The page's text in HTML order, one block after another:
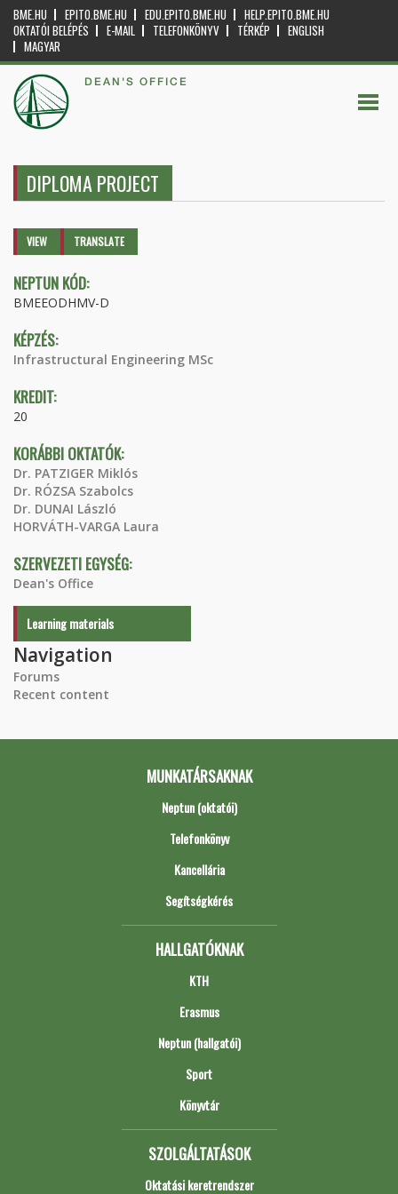
BME.HU EPITO.BME.HU EDU.EPITO.BME.HU
HELP.EPITO.BME.HU
OKTATÓI BELÉPÉS
E-MAIL TELEFONKÖNYV TÉRKÉP
ENGLISH
MAGYAR
DEAN'S OFFICE
DIPLOMA PROJECT
Primary tabs
VIEW (ACTIVETRANSLATE
NEPTUN KÓD:
BMEEODHMV-D
KÉPZÉS:
Infrastructural Engineering MSc
KREDIT:
20
KORÁBBI OKTATÓK:
Dr. PATZIGER Miklós
Dr. RÓZSA Szabolcs
Dr. DUNAI László
HORVÁTH-VARGA Laura
SZERVEZETI EGYSÉG:
Dean's Office
Learning materials
Navigation
Forums
Recent content
MUNKATÁRSAKNAK
Neptun (oktatói)
Telefonkönyv
Kancellária
Segítségkérés
HALLGATÓKNAK
KTH
Erasmus
Neptun (hallgatói)
Sport
Könyvtár
SZOLGÁLTATÁSOK
Oktatási keretrendszer